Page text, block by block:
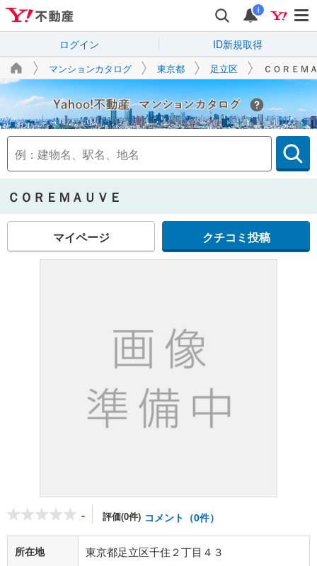
i
ログイン ID新規取得
マンションカタログ 東京都 足立区 ＣＯＲＥＭ
Yahoo!不動産
ＣＯＲＥＭＡＵＶＥ
マイページ クチコミ投稿
- 評価(0件) コメント（0件）
所在地 東京都足立区千住２丁目４３